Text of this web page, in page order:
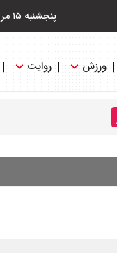
پنجشنبه ۱۵ مرداد ۱۴۰۵
ورزش روایت